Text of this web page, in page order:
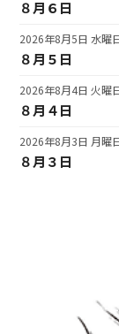
８月６日
８月５日
2026年8月5日 水曜
８月４日
2026年8月4日 火曜
８月３日
2026年8月3日 月曜